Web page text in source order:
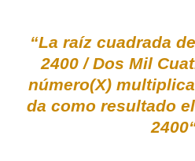
“La raíz cuadrada
2400 / Dos Mil
número(X)
da como resultado